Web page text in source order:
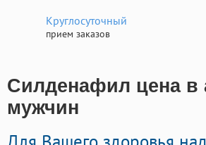
Круглосуточный
прием заказов
Силденафил цена в
мужчин